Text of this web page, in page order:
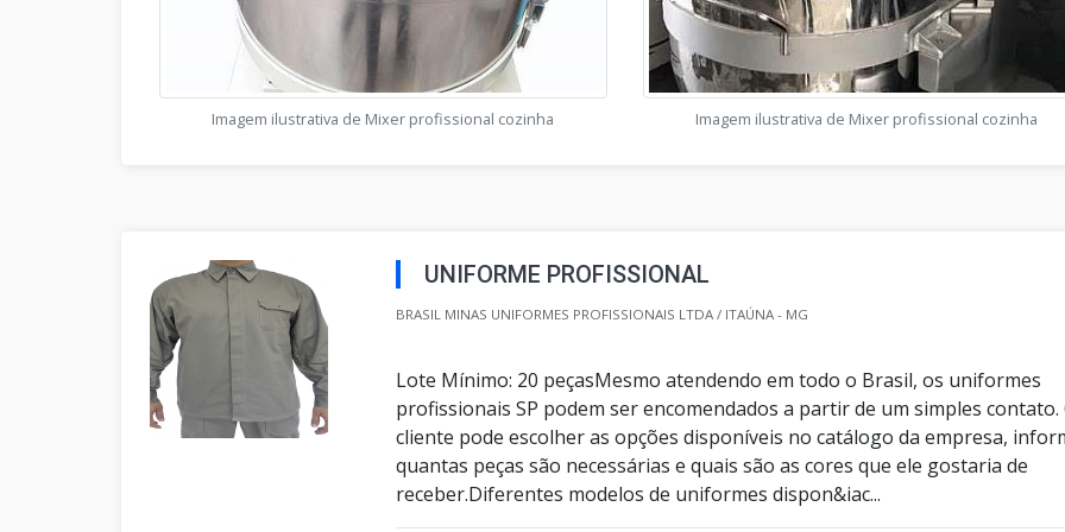
Imagem ilustrativa de Mixer profissional cozinha Imagem ilustrativa de Mixer profissional cozinha
UNIFORME PROFISSIONAL
BRASIL MINAS UNIFORMES PROFISSIONAIS LTDA / ITAÚNA - MG
Lote Mínimo: 20 peçasMesmo atendendo em todo o Brasil, os uniformes
profissionais SP podem ser encomendados a partir de um simples contato.
cliente pode escolher as opções disponíveis no catálogo da empresa,
quantas peças são necessárias e quais são as cores que ele gostaria de
receber.Diferentes modelos de uniformes dispon&iac...